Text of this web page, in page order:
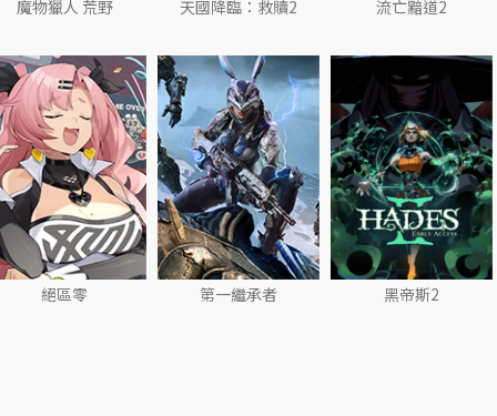
魔物獵人 荒野 天國降臨：救贖2 流亡黯道2
絕區零 第一繼承者 黑帝斯2